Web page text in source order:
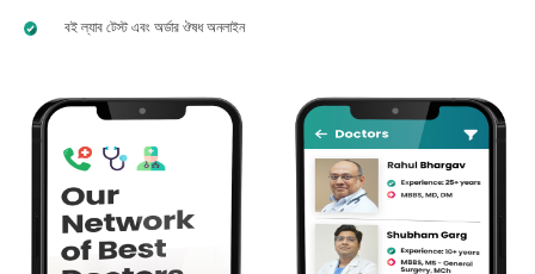
বই ল্যাব টেস্ট এবং অর্ডার ঔষধ অনলাইন